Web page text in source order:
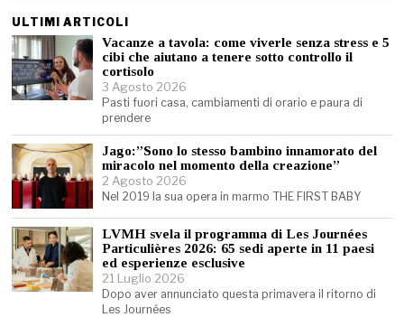
ULTIMI ARTICOLI
Vacanze a tavola: come viverle senza stress e 5
cibi che aiutano a tenere sotto controllo il
cortisolo
3 Agosto 2026
Pasti fuori casa, cambiamenti di orario e paura di
prendere
Jago:”Sono lo stesso bambino innamorato del
miracolo nel momento della creazione”
2 Agosto 2026
Nel 2019 la sua opera in marmo THE FIRST BABY
LVMH svela il programma di Les Journées
Particulières 2026: 65 sedi aperte in 11 paesi
ed esperienze esclusive
21 Luglio 2026
Dopo aver annunciato questa primavera il ritorno di
Les Journées